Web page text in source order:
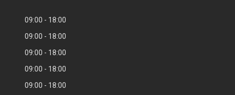
09:00
18:00
09:00
18:00
09:00
18:00
09:00
18:00
09:00 18:00